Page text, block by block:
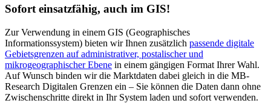
Sofort einsatzfähig, auch im GIS!
Zur Verwendung in einem GIS (Geographisches
Informationssystem) bieten wir Ihnen zusätzlich passende digitale
Gebietsgrenzen auf administrativer, postalischer und
mikrogeographischer Ebene in einem gängigen Format Ihrer Wahl.
Auf Wunsch binden wir die Marktdaten dabei gleich in die MB-
Research Digitalen Grenzen ein – Sie können die Daten dann ohne
Zwischenschritte direkt in Ihr System laden und sofort verwenden.